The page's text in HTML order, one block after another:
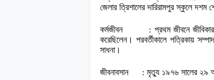
জেলার ত্রিশালের দারিরামপুর স্কুলে দশম
কর্মজীবন
: প্রথম জীবনে
করেছিলেন। পরবর্তীকালে পত্রিকায়
সাধনা।
জীবনাবসান : মৃত্যু ১৯৭৬ সালের ২৯